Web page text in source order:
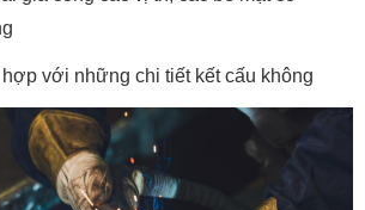
hợp với những chi tiết kết cấu không